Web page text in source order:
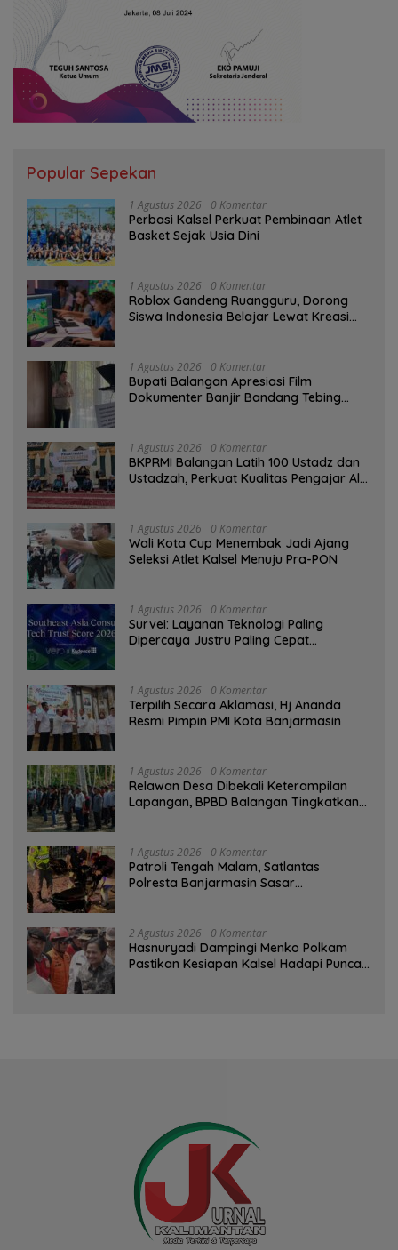
Popular Sepekan
1 Agustus 2026 0 Komentar
Perbasi Kalsel Perkuat Pembinaan Atlet
Basket Sejak Usia Dini
1 Agustus 2026 0 Komentar
Roblox Gandeng Ruangguru, Dorong
Siswa Indonesia Belajar Lewat Kreasi
1 Agustus 2026 0 Komentar
Bupati Balangan Apresiasi Film
Dokumenter Banjir Bandang Tebing
1 Agustus 2026 0 Komentar
BKPRMI Balangan Latih 100 Ustadz dan
Ustadzah, Perkuat Kualitas Pengajar Al-
1 Agustus 2026 0 Komentar
Wali Kota Cup Menembak Jadi Ajang
Seleksi Atlet Kalsel Menuju Pra-PON
1 Agustus 2026 0 Komentar
Survei: Layanan Teknologi Paling
Dipercaya Justru Paling Cepat
1 Agustus 2026 0 Komentar
‎Terpilih Secara Aklamasi, Hj Ananda
Resmi Pimpin PMI Kota Banjarmasin
1 Agustus 2026 0 Komentar
Relawan Desa Dibekali Keterampilan
Lapangan, BPBD Balangan Tingkatkan
1 Agustus 2026 0 Komentar
Patroli Tengah Malam, Satlantas
Polresta Banjarmasin Sasar
2 Agustus 2026 0 Komentar
Hasnuryadi Dampingi Menko Polkam
Pastikan Kesiapan Kalsel Hadapi Puncak